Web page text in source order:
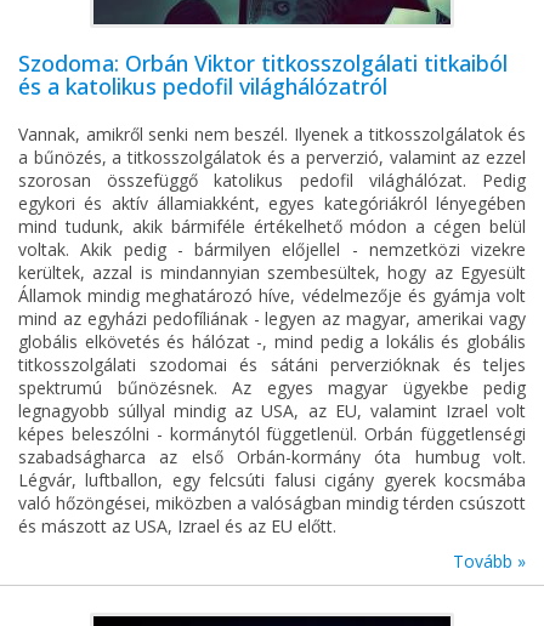
Szodoma: Orbán Viktor titkosszolgálati titkaiból
és a katolikus pedofil világhálózatról
Vannak, amikről senki nem beszél. Ilyenek a titkosszolgálatok és
a bűnözés, a titkosszolgálatok és a perverzió, valamint az ezzel
szorosan összefüggő katolikus pedofil világhálózat. Pedig
egykori és aktív államiakként, egyes kategóriákról lényegében
mind tudunk, akik bármiféle értékelhető módon a cégen belül
voltak. Akik pedig - bármilyen előjellel - nemzetközi vizekre
kerültek, azzal is mindannyian szembesültek, hogy az Egyesült
Államok mindig meghatározó híve, védelmezője és gyámja volt
mind az egyházi pedofíliának - legyen az magyar, amerikai vagy
globális elkövetés és hálózat -, mind pedig a lokális és globális
titkosszolgálati szodomai és sátáni perverzióknak és teljes
spektrumú bűnözésnek. Az egyes magyar ügyekbe pedig
legnagyobb súllyal mindig az USA, az EU, valamint Izrael volt
képes beleszólni - kormánytól függetlenül. Orbán függetlenségi
szabadságharca az első Orbán-kormány óta humbug volt.
Légvár, luftballon, egy felcsúti falusi cigány gyerek kocsmába
való hőzöngései, miközben a valóságban mindig térden csúszott
és mászott az USA, Izrael és az EU előtt.
Tovább »